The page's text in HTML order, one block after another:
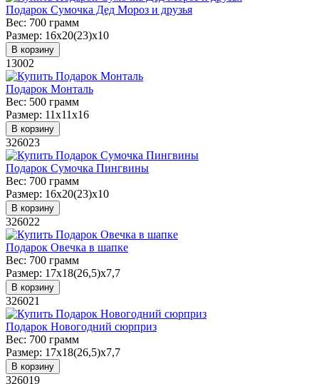
Подарок Сумочка Дед Мороз и друзья
Вес: 700 грамм
Размер: 16х20(23)х10
В корзину
13002
Подарок Монталь
Вес: 500 грамм
Размер: 11х11х16
В корзину
326023
Подарок Сумочка Пингвины
Вес: 700 грамм
Размер: 16х20(23)х10
В корзину
326022
Подарок Овечка в шапке
Вес: 700 грамм
Размер: 17х18(26,5)х7,7
В корзину
326021
Подарок Новогодний сюрприз
Вес: 700 грамм
Размер: 17х18(26,5)х7,7
В корзину
326019